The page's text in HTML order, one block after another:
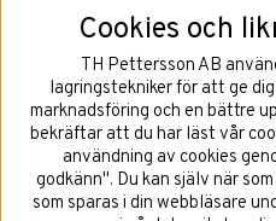
©2026Copyright
Cookies och
TH Pettersson AB
lagringstekniker för att ge
marknadsföring och en bättre
bekräftar att du har läst vår
användning av cookies
godkänn". Du kan själv när
som sparas i din webbläsare